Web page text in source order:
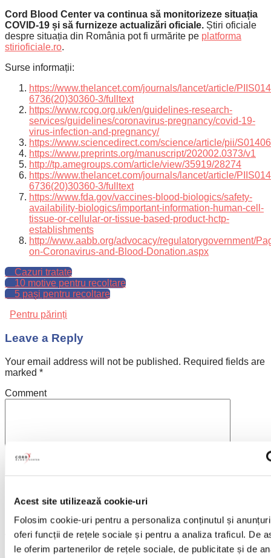
Acest site utilizează cookie-uri
Folosim cookie-uri pentru a personaliza conținutul și
oferi funcții de rețele sociale și pentru a analiza traficul. De
le oferim partenerilor de rețele sociale, de publicitate și de
Cord Blood Center va continua să monitorizeze situația
COVID-19 și să furnizeze actualizări oficiale. Știri oficiale
despre situația din România pot fi urmărite pe platforma
stirioficiale.ro.
Surse informații:
https://www.thelancet.com/journals/lancet/article/
6736(20)30360-3/fulltext
https://www.rcog.org.uk/en/guidelines-research-
services/guidelines/coronavirus-pregnancy/covid-19-
virus-infection-and-pregnancy/
https://www.sciencedirect.com/science/article/pii/
https://www.preprints.org/manuscript/202002.0373/v1
http://tp.amegroups.com/article/view/35919/28274
https://www.thelancet.com/journals/lancet/article/
6736(20)30360-3/fulltext
https://www.fda.gov/vaccines-blood-biologics/safety-
availability-biologics/important-information-human-cell-
tissue-or-cellular-or-tissue-based-product-hctp-
establishments
http://www.aabb.org/advocacy/regulatorygovernment/
on-Coronavirus-and-Blood-Donation.aspx
Cazuri tratate
10 motive pentru recoltare
5 paşi pentru recoltare
Pentru părinți
Leave a Reply
Your email address will not be published. Required fields are
marked *
Comment
Email
Website